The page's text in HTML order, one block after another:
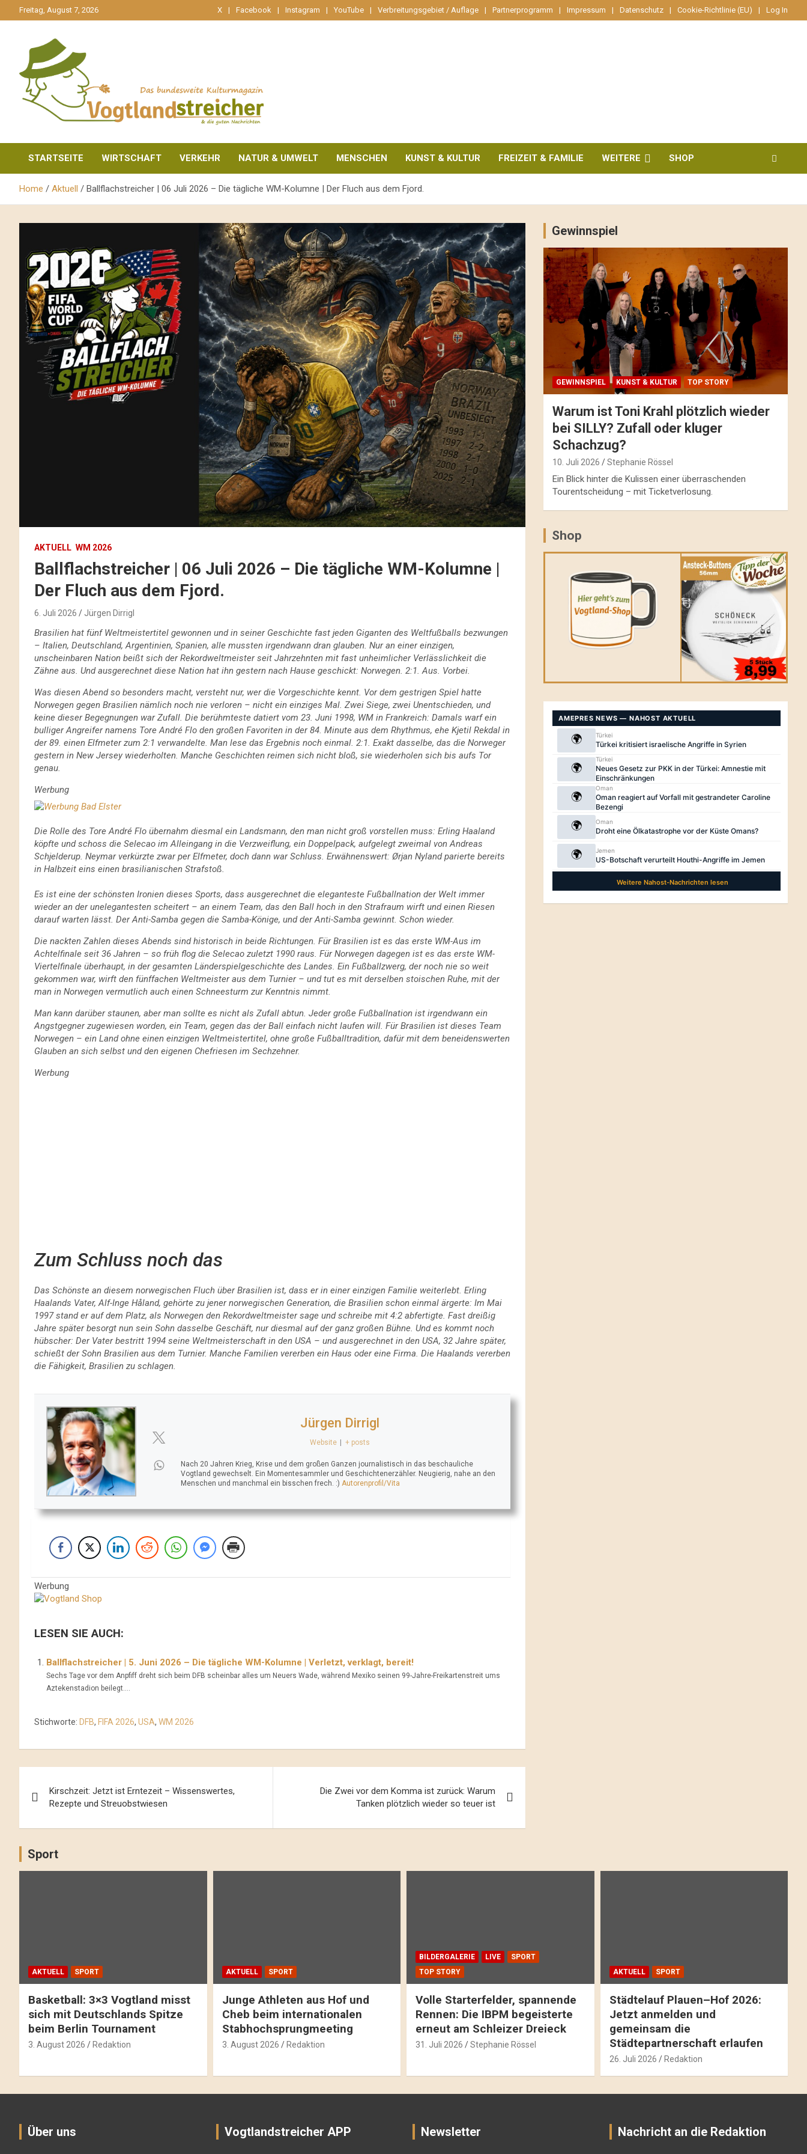
zum
Freitag, August 7, 2026 X Facebook Instagram YouTube Verbreitungsgebiet / Auflage Partnerprogramm Impressum Datenschutz Cookie-Richtlinie (EU) Log In
Vogtlandstreicher
STARTSEITE WIRTSCHAFT VERKEHR NATUR & UMWELT MENSCHEN KUNST & KULTUR FREIZEIT & FAMILIE WEITERE SHOP
Home Aktuell Ballflachstreicher | 06 Juli 2026 – Die tägliche WM-Kolumne | Der Fluch aus dem Fjord.
AKTUELL WM 2026
Ballflachstreicher | 06 Juli 2026 – Die tägliche WM-Kolumne |
Der Fluch aus dem Fjord.
6. Juli 2026 Jürgen Dirrigl
Brasilien hat fünf Weltmeistertitel gewonnen und in seiner Geschichte fast jeden Giganten des Weltfußballs bezwungen
– Italien, Deutschland, Argentinien, Spanien, alle mussten irgendwann dran glauben. Nur an einer einzigen,
unscheinbaren Nation beißt sich der Rekordweltmeister seit Jahrzehnten mit fast unheimlicher Verlässlichkeit die
Zähne aus. Und ausgerechnet diese Nation hat ihn gestern nach Hause geschickt: Norwegen. 2:1. Aus. Vorbei.
Was diesen Abend so besonders macht, versteht nur, wer die Vorgeschichte kennt. Vor dem gestrigen Spiel hatte
Norwegen gegen Brasilien nämlich noch nie verloren – nicht ein einziges Mal. Zwei Siege, zwei Unentschieden, und
keine dieser Begegnungen war Zufall. Die berühmteste datiert vom 23. Juni 1998, WM in Frankreich: Damals warf ein
bulliger Angreifer namens Tore André Flo den großen Favoriten in der 84. Minute aus dem Rhythmus, ehe Kjetil Rekdal in
der 89. einen Elfmeter zum 2:1 verwandelte. Man lese das Ergebnis noch einmal. 2:1. Exakt dasselbe, das die Norweger
gestern in New Jersey wiederholten. Manche Geschichten reimen sich nicht bloß, sie wiederholen sich bis aufs Tor
genau.
Werbung
Die Rolle des Tore André Flo übernahm diesmal ein Landsmann, den man nicht groß vorstellen muss: Erling Haaland
köpfte und schoss die Selecao im Alleingang in die Verzweiflung, ein Doppelpack, aufgelegt zweimal von Andreas
Schjelderup. Neymar verkürzte zwar per Elfmeter, doch dann war Schluss. Erwähnenswert: Ørjan Nyland parierte bereits
in Halbzeit eins einen brasilianischen Strafstoß.
Es ist eine der schönsten Ironien dieses Sports, dass ausgerechnet die eleganteste Fußballnation der Welt immer
wieder an der unelegantesten scheitert – an einem Team, das den Ball hoch in den Strafraum wirft und einen Riesen
darauf warten lässt. Der Anti-Samba gegen die Samba-Könige, und der Anti-Samba gewinnt. Schon wieder.
Die nackten Zahlen dieses Abends sind historisch in beide Richtungen. Für Brasilien ist es das erste WM-Aus im
Achtelfinale seit 36 Jahren – so früh flog die Selecao zuletzt 1990 raus. Für Norwegen dagegen ist es das erste WM-
Viertelfinale überhaupt, in der gesamten Länderspielgeschichte des Landes. Ein Fußballzwerg, der noch nie so weit
gekommen war, wirft den fünffachen Weltmeister aus dem Turnier – und tut es mit derselben stoischen Ruhe, mit der
man in Norwegen vermutlich auch einen Schneesturm zur Kenntnis nimmt.
Man kann darüber staunen, aber man sollte es nicht als Zufall abtun. Jeder große Fußballnation ist irgendwann ein
Angstgegner zugewiesen worden, ein Team, gegen das der Ball einfach nicht laufen will. Für Brasilien ist dieses Team
Norwegen – ein Land ohne einen einzigen Weltmeistertitel, ohne große Fußballtradition, dafür mit dem beneidenswerten
Glauben an sich selbst und den eigenen Chefriesen im Sechzehner.
Werbung
Zum Schluss noch das
Das Schönste an diesem norwegischen Fluch über Brasilien ist, dass er in einer einzigen Familie weiterlebt. Erling
Haalands Vater, Alf-Inge Håland, gehörte zu jener norwegischen Generation, die Brasilien schon einmal ärgerte: Im Mai
1997 stand er auf dem Platz, als Norwegen den Rekordweltmeister sage und schreibe mit 4:2 abfertigte. Fast dreißig
Jahre später besorgt nun sein Sohn dasselbe Geschäft, nur diesmal auf der ganz großen Bühne. Und es kommt noch
hübscher: Der Vater bestritt 1994 seine Weltmeisterschaft in den USA – und ausgerechnet in den USA, 32 Jahre später,
schießt der Sohn Brasilien aus dem Turnier. Manche Familien vererben ein Haus oder eine Firma. Die Haalands vererben
die Fähigkeit, Brasilien zu schlagen.
Jürgen Dirrigl
Website + posts
Nach 20 Jahren Krieg, Krise und dem großen Ganzen journalistisch in das beschauliche
Vogtland gewechselt. Ein Momentesammler und Geschichtenerzähler. Neugierig, nahe an den
Menschen und manchmal ein bisschen frech. :) Autorenprofil/Vita
Werbung
LESEN SIE AUCH:
Ballflachstreicher | 5. Juni 2026 – Die tägliche WM-Kolumne | Verletzt, verklagt, bereit!
Sechs Tage vor dem Anpfiff dreht sich beim DFB scheinbar alles um Neuers Wade, während Mexiko seinen 99-Jahre-Freikartenstreit ums
Aztekenstadion beilegt....
Stichworte: DFB, FIFA 2026, USA, WM 2026
Navigation
Kirschzeit: Jetzt ist Erntezeit – Wissenswertes,
Rezepte und Streuobstwiesen
Die Zwei vor dem Komma ist zurück: Warum
Tanken plötzlich wieder so teuer ist
Gewinnspiel
GEWINNSPIEL KUNST & KULTUR TOP STORY
Warum ist Toni Krahl plötzlich wieder
bei SILLY? Zufall oder kluger
Schachzug?
10. Juli 2026 Stephanie Rössel
Ein Blick hinter die Kulissen einer überraschenden
Tourentscheidung – mit Ticketverlosung.
Shop
Sport
AKTUELL SPORT
Basketball: 3×3 Vogtland misst
sich mit Deutschlands Spitze
beim Berlin Tournament
3. August 2026 Redaktion
AKTUELL SPORT
Junge Athleten aus Hof und
Cheb beim internationalen
Stabhochsprungmeeting
3. August 2026 Redaktion
BILDERGALERIE LIVE
SPORT
TOP STORY
Volle Starterfelder, spannende
Rennen: Die IBPM begeisterte
erneut am Schleizer Dreieck
31. Juli 2026 Stephanie Rössel
AKTUELL SPORT
Städtelauf Plauen–Hof 2026:
Jetzt anmelden und
gemeinsam die
Städtepartnerschaft erlaufen
26. Juli 2026 Redaktion
Über uns Vogtlandstreicher APP Newsletter Nachricht an die Redaktion